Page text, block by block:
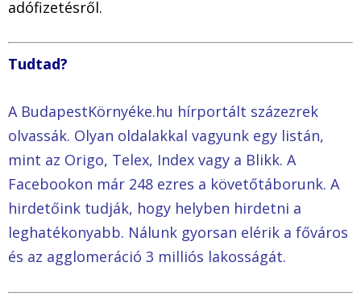
adófizetésről.
Tudtad?
A BudapestKörnyéke.hu hírportált százezrek
olvassák. Olyan oldalakkal vagyunk egy listán,
mint az Origo, Telex, Index vagy a Blikk. A
Facebookon már 248 ezres a követőtáborunk. A
hirdetőink tudják, hogy helyben hirdetni a
leghatékonyabb. Nálunk gyorsan elérik a főváros
és az agglomeráció 3 milliós lakosságát.